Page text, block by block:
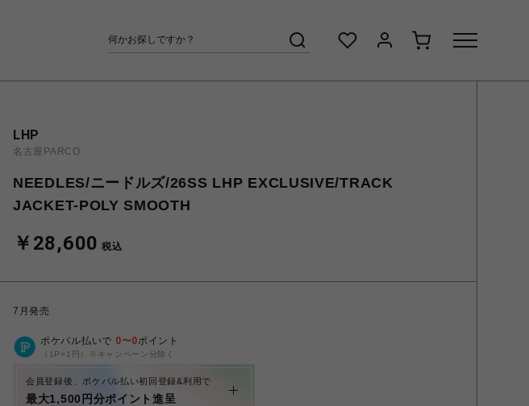
LHP
名古屋PARCO
NEEDLES/ニードルズ/26SS LHP EXCLUSIVE/TRACK
JACKET-POLY SMOOTH
￥28,600 税込
7月発売
ポケパル払いで 0〜0ポイント
（1P=1円）※キャンペーン分除く
会員登録後、ポケパル払い初回登録&利用で
最大1,500円分ポイント進呈